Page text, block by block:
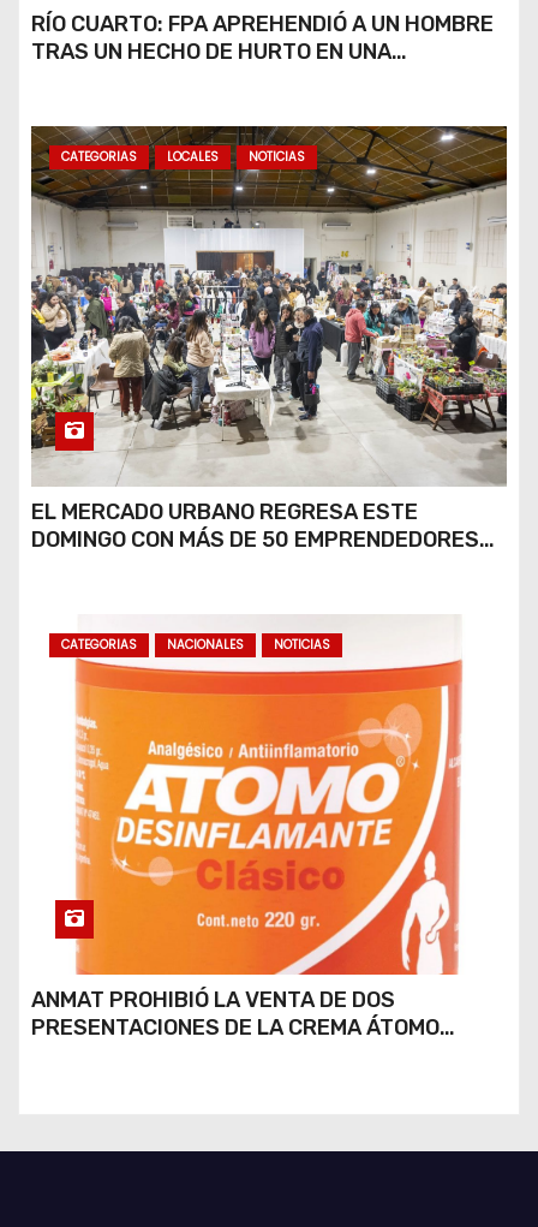
RÍO CUARTO: FPA APREHENDIÓ A UN HOMBRE
TRAS UN HECHO DE HURTO EN UNA
CATEGORIAS LOCALES NOTICIAS
EL MERCADO URBANO REGRESA ESTE
DOMINGO CON MÁS DE 50 EMPRENDEDORES
CATEGORIAS NACIONALES NOTICIAS
ANMAT PROHIBIÓ LA VENTA DE DOS
PRESENTACIONES DE LA CREMA ÁTOMO